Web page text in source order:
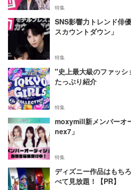
特集
SNS影響力トレンド俳
スカウントダウン」
特集
"史上最大級のファッ
たっぷり紹介
特集
moxymill新メンバーオ
nex7」
特集
ディズニー作品はもち
べて見放題！【PR】